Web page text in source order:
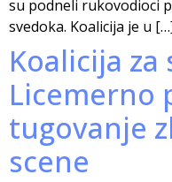
su podneli rukovodioci
svedoka. Koalicija je u
Koalicija
Licemerno
tugovanje
scene